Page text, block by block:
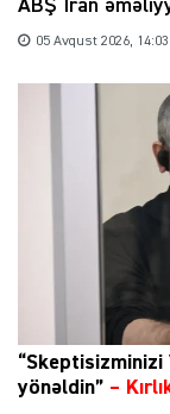
ABŞ İran
05 Avqust 2026, 14:03
“Skeptisizminizi
yönəldin” –